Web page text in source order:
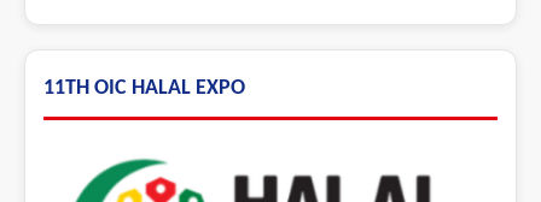
11TH OIC HALAL EXPO